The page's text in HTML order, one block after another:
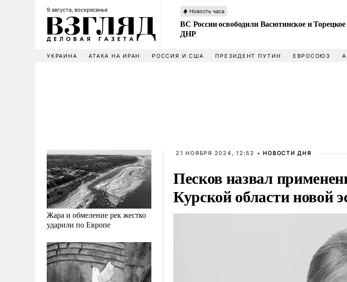
9 августа, воскресенье Новость часа
ВС России освободили Васютинское и
ДНР
УКРАИНА АТАКА НА ИРАН РОССИЯ И США ПРЕЗИДЕНТ ПУТИН ЕВРОСОЮЗ
Жара и обмеление рек жестко
ударили по Европе
21 НОЯБРЯ 2024, 12:52 • НОВОСТИ ДНЯ
Песков назвал
Курской области новой